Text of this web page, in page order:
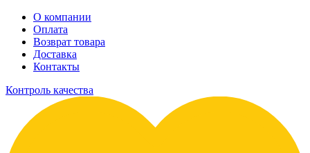
О компании
Оплата
Возврат товара
Доставка
Контакты
Контроль качества